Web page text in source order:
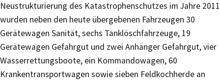
Neustrukturierung des Katastrophenschutzes im Jahre 2011
wurden neben den heute übergebenen Fahrzeugen 30
Gerätewagen Sanität, sechs Tanklöschfahrzeuge, 19
Gerätewagen Gefahrgut und zwei Anhänger Gefahrgut, vier
Wasserrettungsboote, ein Kommandowagen, 60
Krankentransportwagen sowie sieben Feldkochherde an